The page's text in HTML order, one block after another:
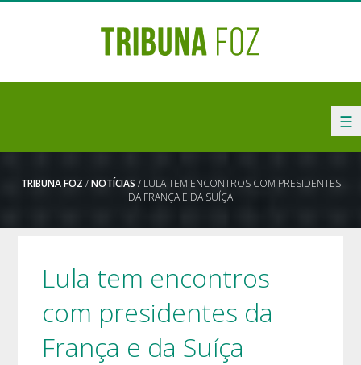
☰
TRIBUNA FOZ /NOTÍCIAS / LULA TEM ENCONTROS COM PRESIDENTES
DA FRANÇA E DA SUÍÇA
Lula tem encontros
com presidentes da
França e da Suíça